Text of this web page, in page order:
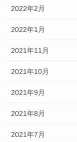
2022年2月
2022年1月
2021年11月
2021年10月
2021年9月
2021年8月
2021年7月